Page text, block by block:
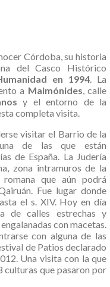
Córdoba, su historia
del Casco Histórico
en 1994. La
a Maimónides, calle
y el entorno de la
completa visita.
visitar el Barrio de la
de las que están
de España. La Judería
zona intramuros de la
que aún podrá
Fue lugar donde
el s. XIV. Hoy en día
de calles estrechas y
con macetas.
con alguna de las
de Patios declarado
Una visita con la que
culturas que pasaron por